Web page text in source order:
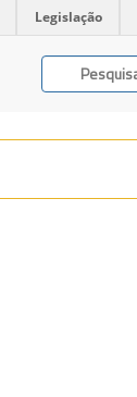
Legislação